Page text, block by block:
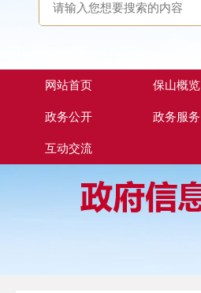
网站首页 保山概览
政务公开 政务服务
互动交流